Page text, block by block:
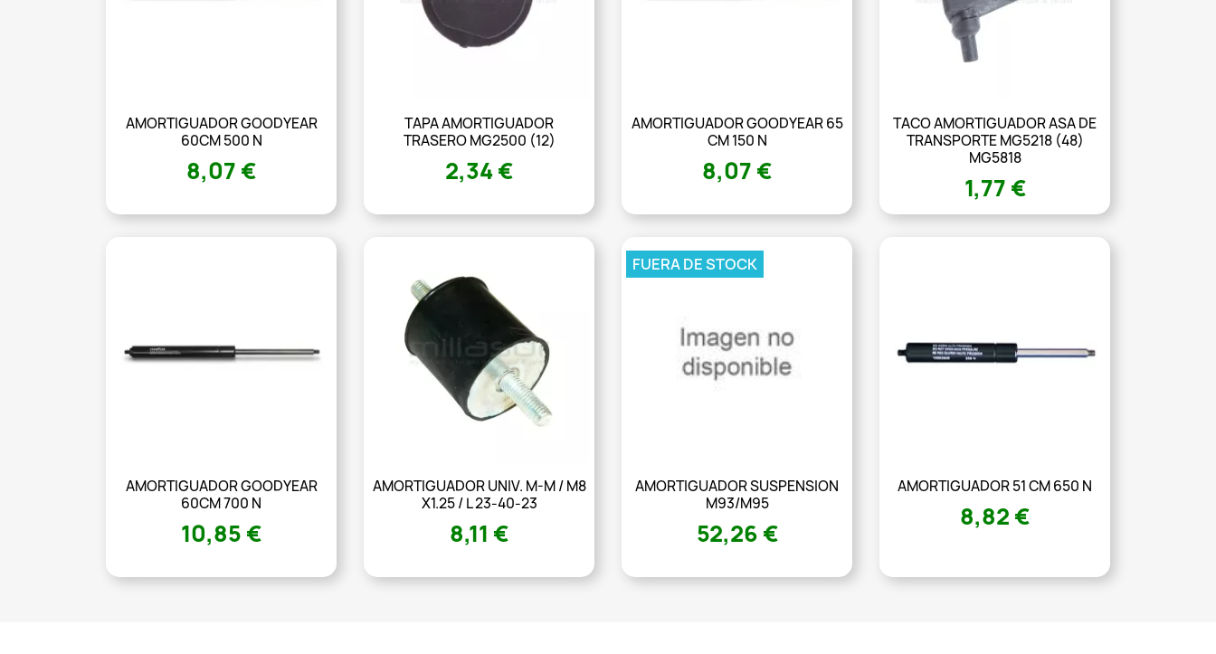
AMORTIGUADOR GOODYEAR
60CM 500 N
8,07 €
TAPA AMORTIGUADOR
TRASERO MG2500 (12)
2,34 €
AMORTIGUADOR GOODYEAR 65
CM 150 N
8,07 €
TACO AMORTIGUADOR ASA DE
TRANSPORTE MG5218 (48)
MG5818
1,77 €
AMORTIGUADOR GOODYEAR
60CM 700 N
10,85 €
AMORTIGUADOR UNIV. M-M / M8
X1.25 / L 23-40-23
8,11 €
AMORTIGUADOR SUSPENSION
M93/M95
52,26 €
FUERA DE STOCK
AMORTIGUADOR 51 CM 650 N
8,82 €